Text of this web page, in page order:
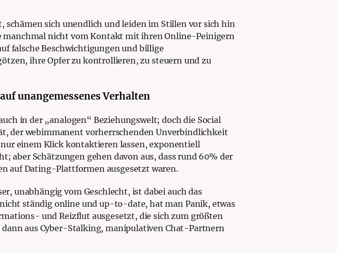
schämen sich unendlich und leiden im Stillen vor sich hin
manchmal nicht vom Kontakt mit ihren Online-Peinigern
falsche Beschwichtigungen und billige
ihre Opfer zu kontrollieren, zu steuern und zu
unangemessenes Verhalten
in der „analogen“ Beziehungswelt; doch die Social
der webimmanent vorherrschenden Unverbindlichkeit
einem Klick kontaktieren lassen, exponentiell
aber Schätzungen gehen davon aus, dass rund 60% der
auf Dating-Plattformen ausgesetzt waren.
unabhängig vom Geschlecht, ist dabei auch das
ständig online und up-to-date, hat man Panik, etwas
und Reizflut ausgesetzt, die sich zum größten
aus Cyber-Stalking, manipulativen Chat-Partnern